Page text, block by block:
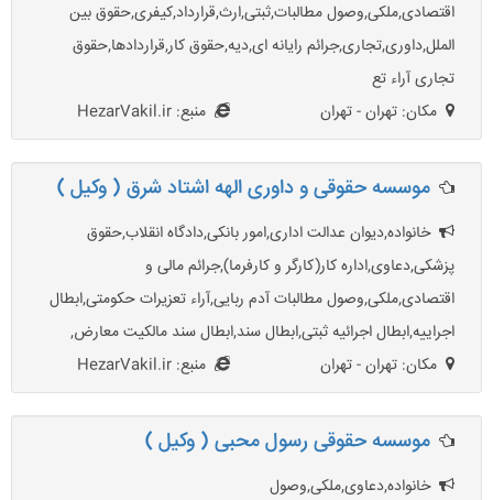
اقتصادی,ملکی,وصول مطالبات,ثبتی,ارث,قرارداد,کیفری,حقوق بین
الملل,داوری,تجاری,جرائم رایانه ای,دیه,حقوق کار,قراردادها,حقوق
تجاری آراء تع
مکان: تهران - تهران
منبع: HezarVakil.ir
موسسه حقوقی و داوری الهه اشتاد شرق ( وکیل )
خانواده,دیوان عدالت اداری,امور بانکی,دادگاه انقلاب,حقوق
پزشکی,دعاوی,اداره کار(کارگر و کارفرما),جرائم مالی و
اقتصادی,ملکی,وصول مطالبات آدم ربایی,آراء تعزیرات حکومتی,ابطال
اجراییه,ابطال اجرائیه ثبتی,ابطال سند,ابطال سند مالکیت معارض,
مکان: تهران - تهران
منبع: HezarVakil.ir
موسسه حقوقی رسول محبی ( وکیل )
خانواده,دعاوی,ملکی,وصول